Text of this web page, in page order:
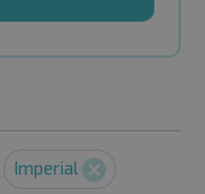
Imperial